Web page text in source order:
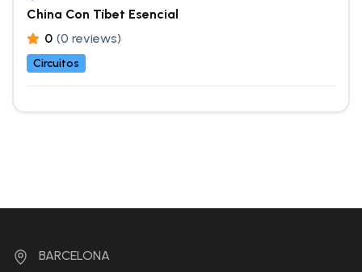
China Con Tíbet Esencial
0 (0 reviews)
Circuitos
BARCELONA